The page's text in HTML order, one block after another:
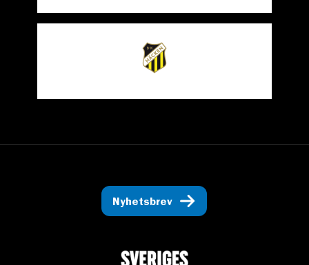
Nyhetsbrev